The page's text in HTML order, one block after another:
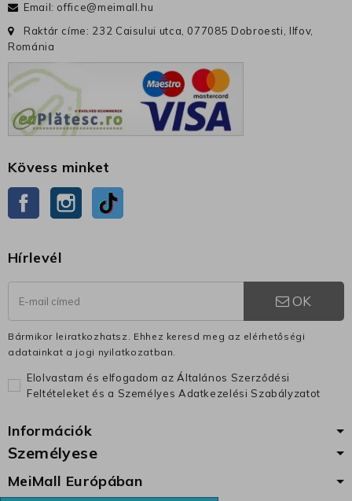
Email: office@meimall.hu
Raktár címe: 232 Caisului utca, 077085 Dobroesti, Ilfov,
Románia
Kövess minket
Facebook Instagram
Hírlevél
OK
Bármikor leiratkozhatsz. Ehhez keresd meg az elérhetőségi
adatainkat a jogi nyilatkozatban.
Elolvastam és elfogadom az Általános Szerződési
Feltételeket és a Személyes Adatkezelési Szabályzatot
Információk
Személyese
MeiMall Európában